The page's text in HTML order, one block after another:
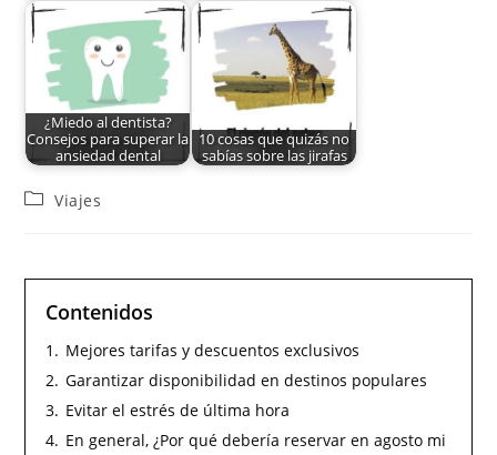
¿Miedo al dentista?
Consejos para superar la
ansiedad dental
10 cosas que quizás no
sabías sobre las jirafas
Viajes
Contenidos
1. Mejores tarifas y descuentos exclusivos
2. Garantizar disponibilidad en destinos populares
3. Evitar el estrés de última hora
4. En general, ¿Por qué debería reservar en agosto mi